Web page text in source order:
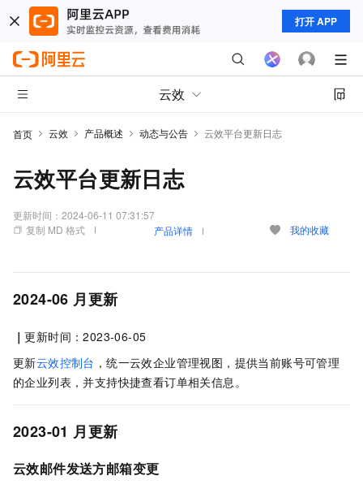
打开 APP
云效
首页 云效 产品概述 动态与公告 云效平台更新日志
云效平台更新日志
更新时间： 2024-06-11 07:31:57
复制 MD 格式
产品详情 我的收藏
2024-06 月更新
｜更新时间：2023-06-05
更新云效控制台 ，统一云效企业管理视图，提供当前账号可管理
的企业列表，并支持快捷查看订单相关信息。
2023-01 月更新
云效邮件发送方邮箱变更